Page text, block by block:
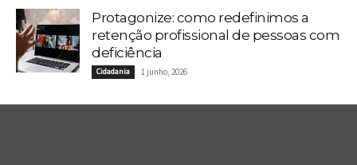
Protagonize: como redefinimos a
retenção profissional de pessoas com
deficiência
Cidadania 1 junho, 2026